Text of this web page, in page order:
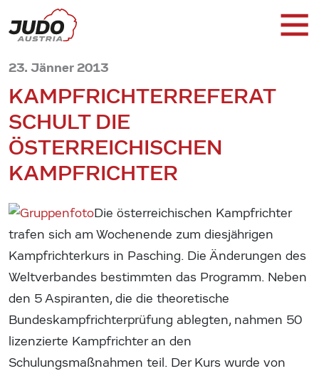
23. Jänner 2013
KAMPFRICHTERREFERAT
SCHULT DIE
ÖSTERREICHISCHEN
KAMPFRICHTER
Die österreichischen Kampfrichter
trafen sich am Wochenende zum diesjährigen
Kampfrichterkurs in Pasching. Die Änderungen des
Weltverbandes bestimmten das Programm. Neben
den 5 Aspiranten, die die theoretische
Bundeskampfrichterprüfung ablegten, nahmen 50
lizenzierte Kampfrichter an den
Schulungsmaßnahmen teil. Der Kurs wurde von